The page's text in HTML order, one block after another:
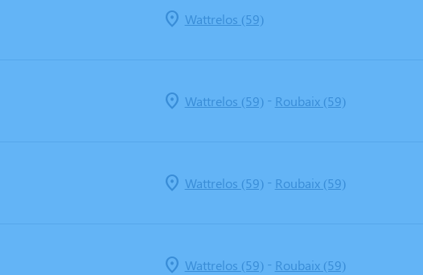
Wattrelos (59)
Wattrelos (59)- Roubaix (59)
Wattrelos (59)- Roubaix (59)
Wattrelos (59)- Roubaix (59)